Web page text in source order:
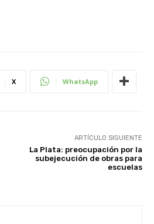
X WhatsApp
ARTÍCULO SIGUIENTE
La Plata: preocupación por la
subejecución de obras para
escuelas